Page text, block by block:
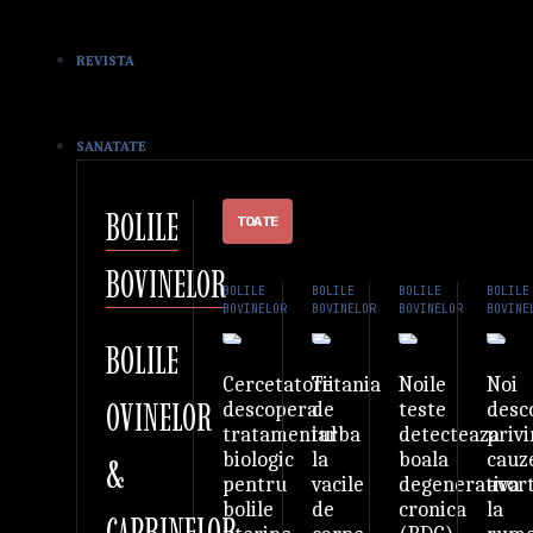
REVISTA
SANATATE
BOLILE
BOVINELOR
BOLILE
OVINELOR
&
TOATE
BOLILE
BOVINELOR
Cercetatorii
descopera
tratamentul
biologic
pentru
bolile
BOLILE
BOVINELOR
Tetania
de
iarba
la
vacile
de
BOLILE
BOVINELOR
Noile
teste
detecteaza
boala
degenerativa
cronica
BOLILE
Noi
la